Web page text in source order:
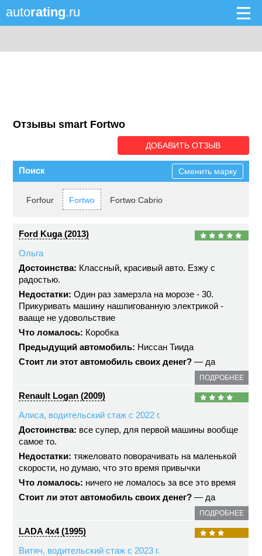
autorating.ru
Отзывы smart Fortwo
ДОБАВИТЬ ОТЗЫВ
Поиск Сменить марку
Forfour Fortwo Fortwo Cabrio
Ford Kuga (2013)
Ольга
Достоинства: Классный, красивый авто. Езжу с
радостью.
Недостатки: Один раз замерзла на морозе - 30.
Прикуривать машину нашпигованную электрикой -
вааще не удовольствие
Что ломалось: Коробка
Предыдущий автомобиль: Ниссан Тиида
Стоит ли этот автомобиль своих денег? — да
ПОДРОБНЕЕ
Renault Logan (2009)
Алиса, водительский стаж с 2022 г.
Достоинства: все супер, для первой машины вообще
самое то.
Недостатки: тяжеловато поворачивать на маленькой
скорости, но думаю, что это время привычки
Что ломалось: ничего не ломалось за все это время
Стоит ли этот автомобиль своих денег? — да
ПОДРОБНЕЕ
LADA 4x4 (1995)
Витяч, водительский стаж с 2023 г.